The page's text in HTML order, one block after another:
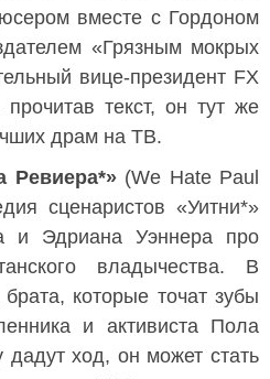
вместе с Гордоном
«Грязным мокрых
вице-президент FX
текст, он тут же
драм на ТВ.
Ревиера*»(We Hate Paul
сценаристов «Уитни*»
и Эдриана Уэннера про
владычества. В
которые точат зубы
и активиста Пола
дадут ход, он может стать